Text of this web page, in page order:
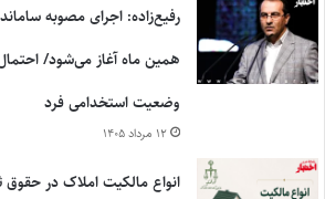
رفیع‌زاده: اجرای مصوبه
همین ماه آغاز می‌شود/
وضعیت استخدامی فرد
۱۲ مرداد ۱۴۰۵